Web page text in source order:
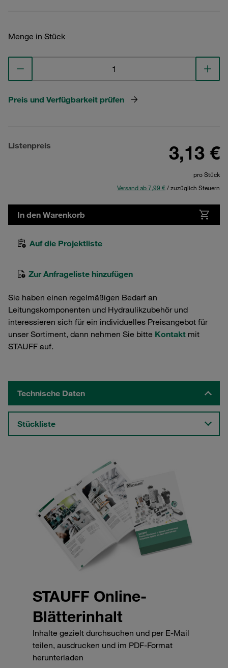
Menge in Stück
Preis und Verfügbarkeit prüfen
Listenpreis 3,13 €
pro Stück
Versand ab 7,99 €/ zuzüglich Steuern
In den Warenkorb
Auf die Projektliste
Zur Anfrageliste hinzufügen
Sie haben einen regelmäßigen Bedarf an
Leitungskomponenten und Hydraulikzubehör und
interessieren sich für ein individuelles Preisangebot für
unser Sortiment, dann nehmen Sie bitte Kontakt mit
STAUFF auf.
Technische Daten
Stückliste
STAUFF Online-
Blätterinhalt
Inhalte gezielt durchsuchen und per E-Mail
teilen, ausdrucken und im PDF-Format
herunterladen